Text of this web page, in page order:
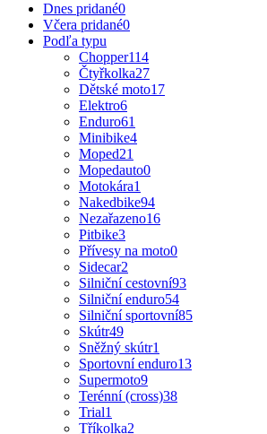
Dnes pridané0
Včera pridané0
Podľa typu
Chopper114
Čtyřkolka27
Dětské moto17
Elektro6
Enduro61
Minibike4
Moped21
Mopedauto0
Motokára1
Nakedbike94
Nezařazeno16
Pitbike3
Přívesy na moto0
Sidecar2
Silniční cestovní93
Silniční enduro54
Silniční sportovní85
Skútr49
Sněžný skútr1
Sportovní enduro13
Supermoto9
Terénní (cross)38
Trial1
Tříkolka2